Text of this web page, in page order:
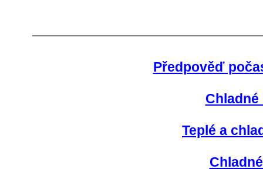
Předpověď
Chladné
Teplé a